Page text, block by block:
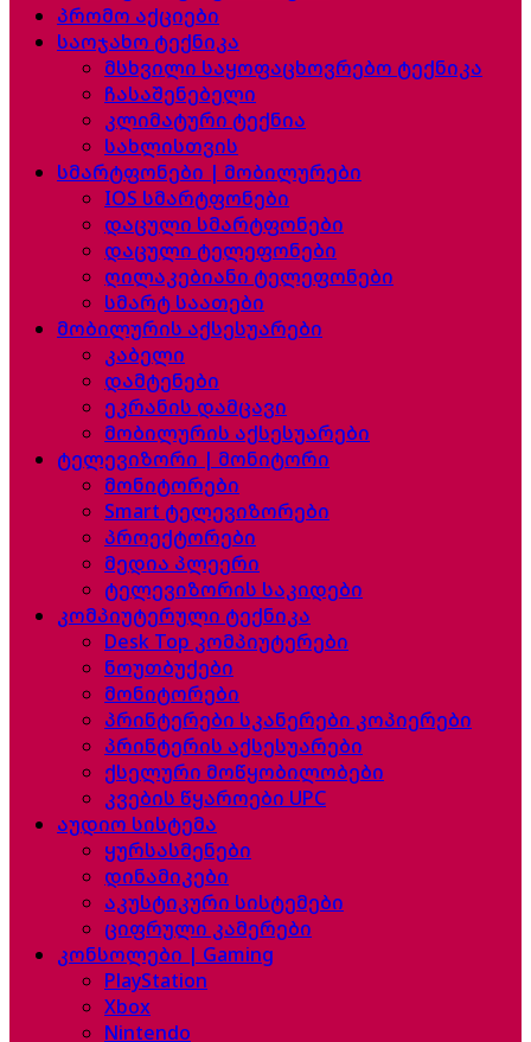
პრომო აქციები
საოჯახო ტექნიკა
მსხვილი საყოფაცხოვრებო ტექნიკა
ჩასაშენებელი
კლიმატური ტექნია
სახლისთვის
სმარტფონები | მობილურები
IOS სმარტფონები
დაცული სმარტფონები
დაცული ტელეფონები
ღილაკებიანი ტელეფონები
სმარტ საათები
მობილურის აქსესუარები
კაბელი
დამტენები
ეკრანის დამცავი
მობილურის აქსესუარები
ტელევიზორი | მონიტორი
მონიტორები
Smart ტელევიზორები
პროექტორები
მედია პლეერი
ტელევიზორის საკიდები
კომპიუტერული ტექნიკა
Desk Top კომპიუტერები
ნოუთბუქები
მონიტორები
პრინტერები სკანერები კოპიერები
პრინტერის აქსესუარები
ქსელური მოწყობილობები
კვების წყაროები UPC
აუდიო სისტემა
ყურსასმენები
დინამიკები
აკუსტიკური სისტემები
ციფრული კამერები
კონსოლები | Gaming
PlayStation
Xbox
Nintendo